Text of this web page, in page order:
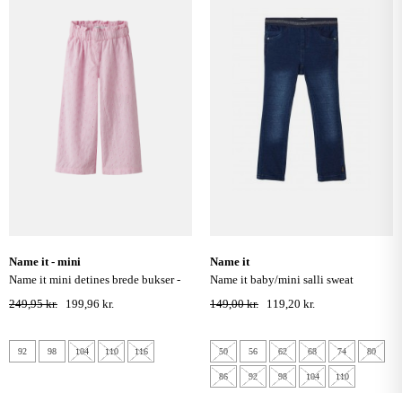
name it - mini
name it mini detines brede bukser -
pirouette
249,95 kr. 199,96 kr.
92 98 104 110 116
name it
name it baby/mini salli sweat
leggings - dark blue denim
149,00 kr. 119,20 kr.
50 56 62 68 74 80
86 92 98 104 110